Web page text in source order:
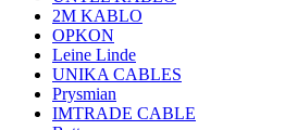
2M KABLO
OPKON
Leine Linde
UNIKA CABLES
Prysmian
IMTRADE CABLE